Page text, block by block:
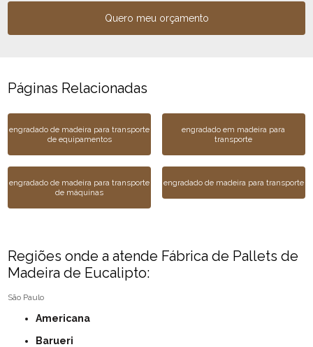
Quero meu orçamento
Páginas Relacionadas
engradado de madeira para transporte
de equipamentos
engradado em madeira para
transporte
engradado de madeira para transporte
de máquinas
engradado de madeira para transporte
Regiões onde a atende Fábrica de Pallets de
Madeira de Eucalipto:
São Paulo
Americana
Barueri